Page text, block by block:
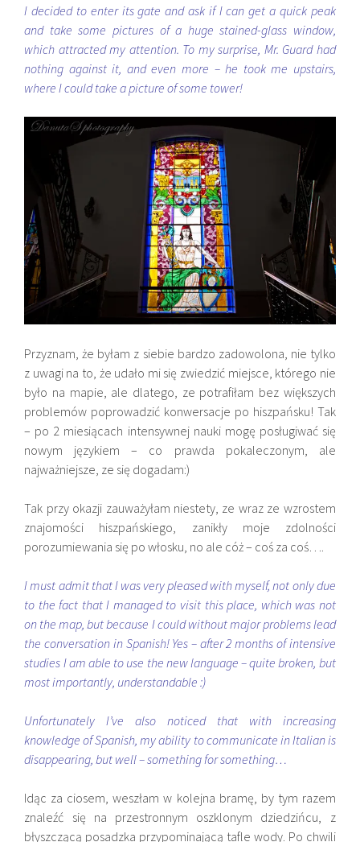
I decided to enter its gate and ask if I can get a quick peak
and take some pictures of a huge stained-glass window,
which attracted my attention. To my surprise, Mr. Guard had
nothing against it, and even more – he took me upstairs,
where I could take a picture of some tower!
Przyznam, że byłam z siebie bardzo zadowolona, nie tylko
z uwagi na to, że udało mi się zwiedzić miejsce, którego nie
było na mapie, ale dlatego, ze potrafiłam bez większych
problemów poprowadzić konwersacje po hiszpańsku! Tak
– po 2 miesiącach intensywnej nauki mogę posługiwać się
nowym językiem – co prawda pokaleczonym, ale
najważniejsze, ze się dogadam:)
Tak przy okazji zauważyłam niestety, ze wraz ze wzrostem
znajomości hiszpańskiego, zanikły moje zdolności
porozumiewania się po włosku, no ale cóż – coś za coś….
I must admit that I was very pleased with myself, not only due
to the fact that I managed to visit this place, which was not
on the map, but because I could without major problems lead
the conversation in Spanish! Yes – after 2 months of intensive
studies I am able to use the new language – quite broken, but
most importantly, understandable :)
Unfortunately I’ve also noticed that with increasing
knowledge of Spanish, my ability to communicate in Italian is
disappearing, but well – something for something…
Idąc za ciosem, weszłam w kolejna bramę, by tym razem
znaleźć się na przestronnym oszklonym dziedzińcu, z
błyszczącą posadzka przypominającą tafle wody. Po chwili